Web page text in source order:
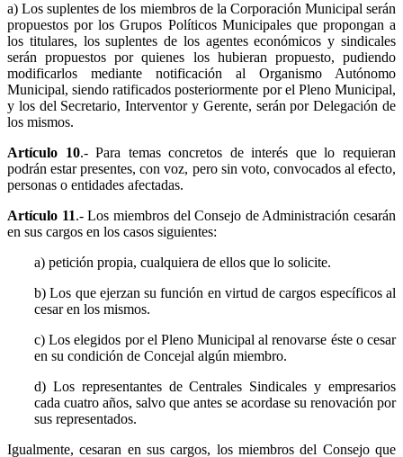
a) Los suplentes de los miembros de la Corporación Municipal serán
propuestos por los Grupos Políticos Municipales que propongan a
los titulares, los suplentes de los agentes económicos y sindicales
serán propuestos por quienes los hubieran propuesto, pudiendo
modificarlos mediante notificación al Organismo Autónomo
Municipal, siendo ratificados posteriormente por el Pleno Municipal,
y los del Secretario, Interventor y Gerente, serán por Delegación de
los mismos.
Artículo 10.- Para temas concretos de interés que lo requieran
podrán estar presentes, con voz, pero sin voto, convocados al efecto,
personas o entidades afectadas.
Artículo 11.- Los miembros del Consejo de Administración cesarán
en sus cargos en los casos siguientes:
a) petición propia, cualquiera de ellos que lo solicite.
b) Los que ejerzan su función en virtud de cargos específicos al
cesar en los mismos.
c) Los elegidos por el Pleno Municipal al renovarse éste o cesar
en su condición de Concejal algún miembro.
d) Los representantes de Centrales Sindicales y empresarios
cada cuatro años, salvo que antes se acordase su renovación por
sus representados.
Igualmente, cesaran en sus cargos, los miembros del Consejo que